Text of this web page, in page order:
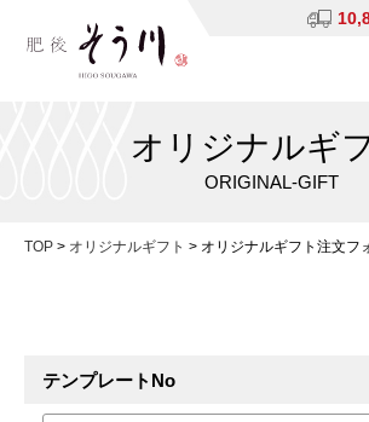
オリジナルギ
ORIGINAL-GIFT
TOP > オリジナルギフト > オリジナルギフト注文フ
テンプレートNo